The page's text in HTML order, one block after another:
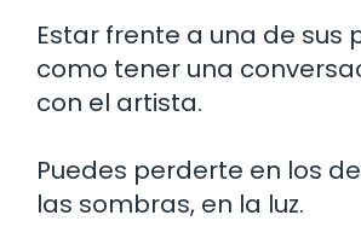
Estar frente a una de sus
como tener una
con el artista.
Puedes perderte en los
las sombras, en la luz.